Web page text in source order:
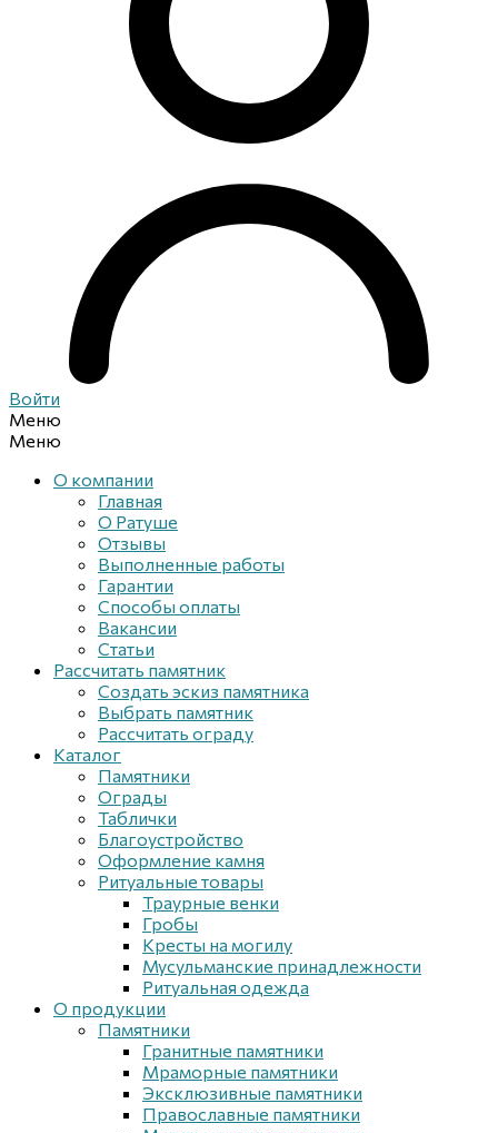
Войти
Меню
Меню
О компании
Главная
О Ратуше
Отзывы
Выполненные работы
Гарантии
Способы оплаты
Вакансии
Статьи
Рассчитать памятник
Создать эскиз памятника
Выбрать памятник
Рассчитать ограду
Каталог
Памятники
Ограды
Таблички
Благоустройствo
Оформление камня
Ритуальные товары
Траурные венки
Гробы
Кресты на могилу
Мусульманские принадлежности
Ритуальная одежда
О продукции
Памятники
Гранитные памятники
Мраморные памятники
Эксклюзивные памятники
Православные памятники